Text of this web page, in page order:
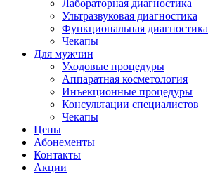
Лабораторная диагностика
Ультразвуковая диагностика
Функциональная диагностика
Чекапы
Для мужчин
Уходовые процедуры
Аппаратная косметология
Инъекционные процедуры
Консультации специалистов
Чекапы
Цены
Абонементы
Контакты
Акции